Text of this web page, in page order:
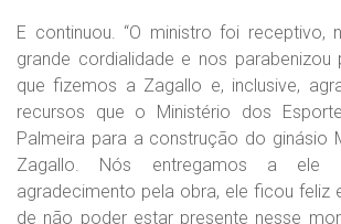
E continuou. “O ministro foi receptivo,
grande cordialidade e nos parabenizou
que fizemos a Zagallo e, inclusive,
recursos que o Ministério dos
Palmeira para a construção do ginásio
Zagallo. Nós entregamos a ele
agradecimento pela obra, ele ficou feliz
de não poder estar presente nesse